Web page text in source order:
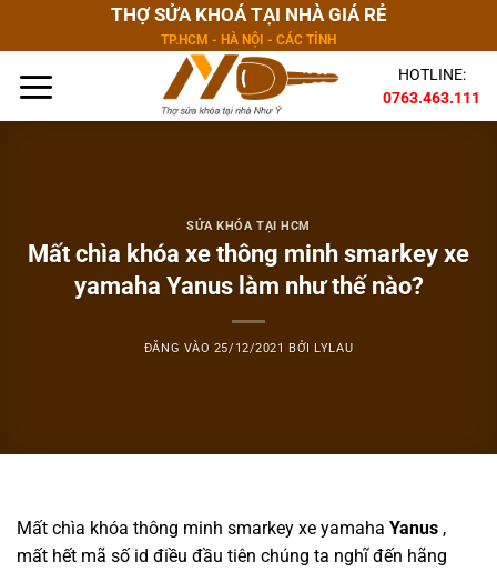
dung
THỢ SỬA KHOÁ TẠI NHÀ GIÁ RẺ
TP.HCM - HÀ NỘI - CÁC TỈNH
HOTLINE:
0763.463.111
SỬA KHÓA TẠI HCM
Mất chìa khóa xe thông minh smarkey xe
yamaha Yanus làm như thế nào?
ĐĂNG VÀO 25/12/2021 BỞI LYLAU
Mất chìa khóa thông minh smarkey xe yamaha Yanus ,
mất hết mã số id điều đầu tiên chúng ta nghĩ đến hãng